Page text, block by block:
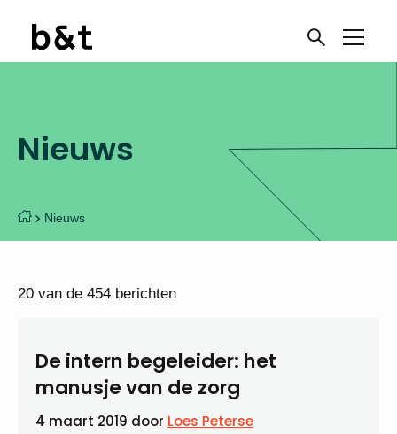
Nieuws
Nieuws
20 van de 454 berichten
De intern begeleider: het
manusje van de zorg
4 maart 2019 door Loes Peterse